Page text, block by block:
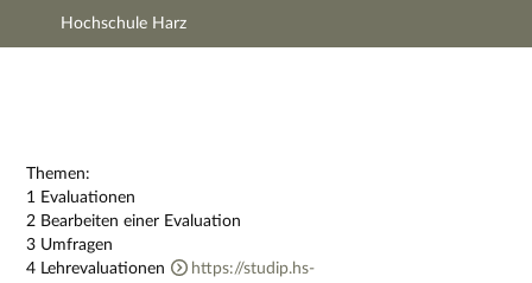
Hauptnavigation
Hochschule Harz
Impressum
Themen:
1 Evaluationen
2 Bearbeiten einer Evaluation
3 Umfragen
4 Lehrevaluationen
https://studip.hs-